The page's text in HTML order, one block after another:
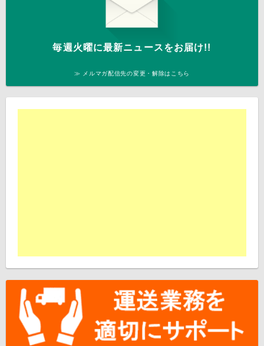
毎週火曜に最新ニュースをお届け!!
≫ メルマガ配信先の変更・解除はこちら